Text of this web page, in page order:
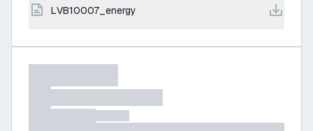
LVB10007_energy